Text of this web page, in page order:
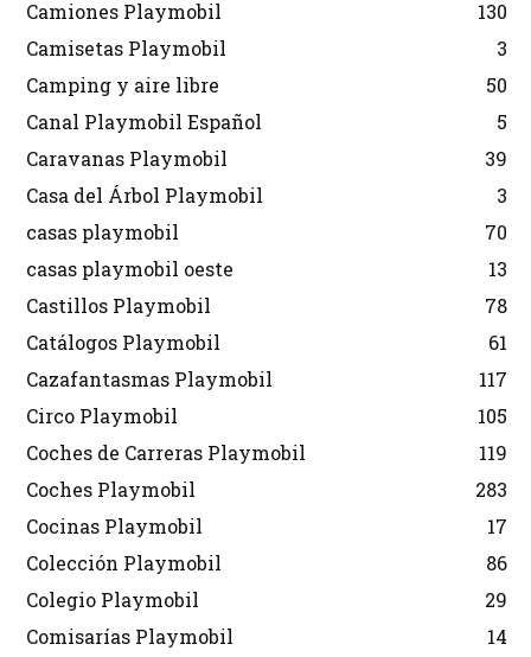
Camiones Playmobil
130
Camisetas Playmobil
3
Camping y aire libre
50
Canal Playmobil Español
5
Caravanas Playmobil
39
Casa del Árbol Playmobil
3
casas playmobil
70
casas playmobil oeste
13
Castillos Playmobil
78
Catálogos Playmobil
61
Cazafantasmas Playmobil
117
Circo Playmobil
105
Coches de Carreras Playmobil
119
Coches Playmobil
283
Cocinas Playmobil
17
Colección Playmobil
86
Colegio Playmobil
29
Comisarías Playmobil
14